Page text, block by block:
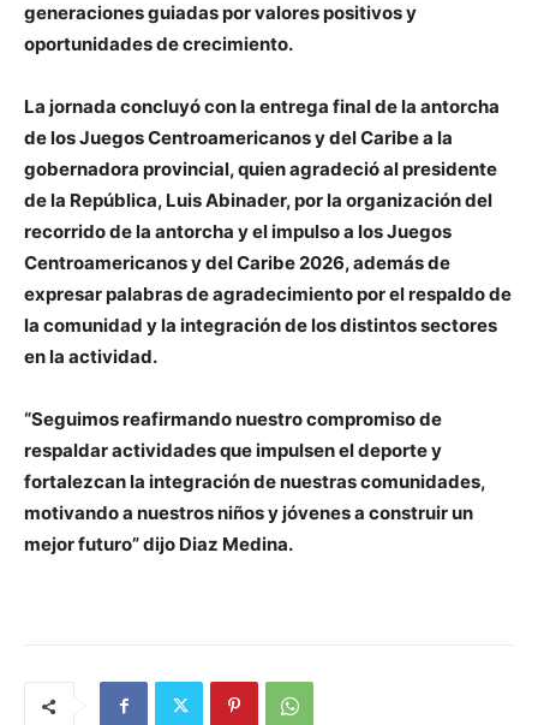
generaciones guiadas por valores positivos y
oportunidades de crecimiento.
La jornada concluyó con la entrega final de la antorcha
de los Juegos Centroamericanos y del Caribe a la
gobernadora provincial, quien agradeció al presidente
de la República, Luis Abinader, por la organización del
recorrido de la antorcha y el impulso a los Juegos
Centroamericanos y del Caribe 2026, además de
expresar palabras de agradecimiento por el respaldo de
la comunidad y la integración de los distintos sectores
en la actividad.
“Seguimos reafirmando nuestro compromiso de
respaldar actividades que impulsen el deporte y
fortalezcan la integración de nuestras comunidades,
motivando a nuestros niños y jóvenes a construir un
mejor futuro” dijo Diaz Medina.